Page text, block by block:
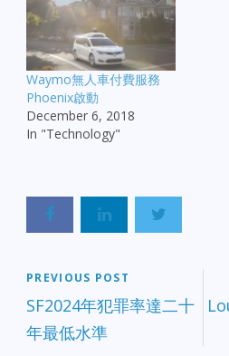
Waymo無人車付費服務
Phoenix啟動
December 6, 2018
In "Technology"
PREVIOUS POST
SF2024年犯罪率達二十
年最低水準